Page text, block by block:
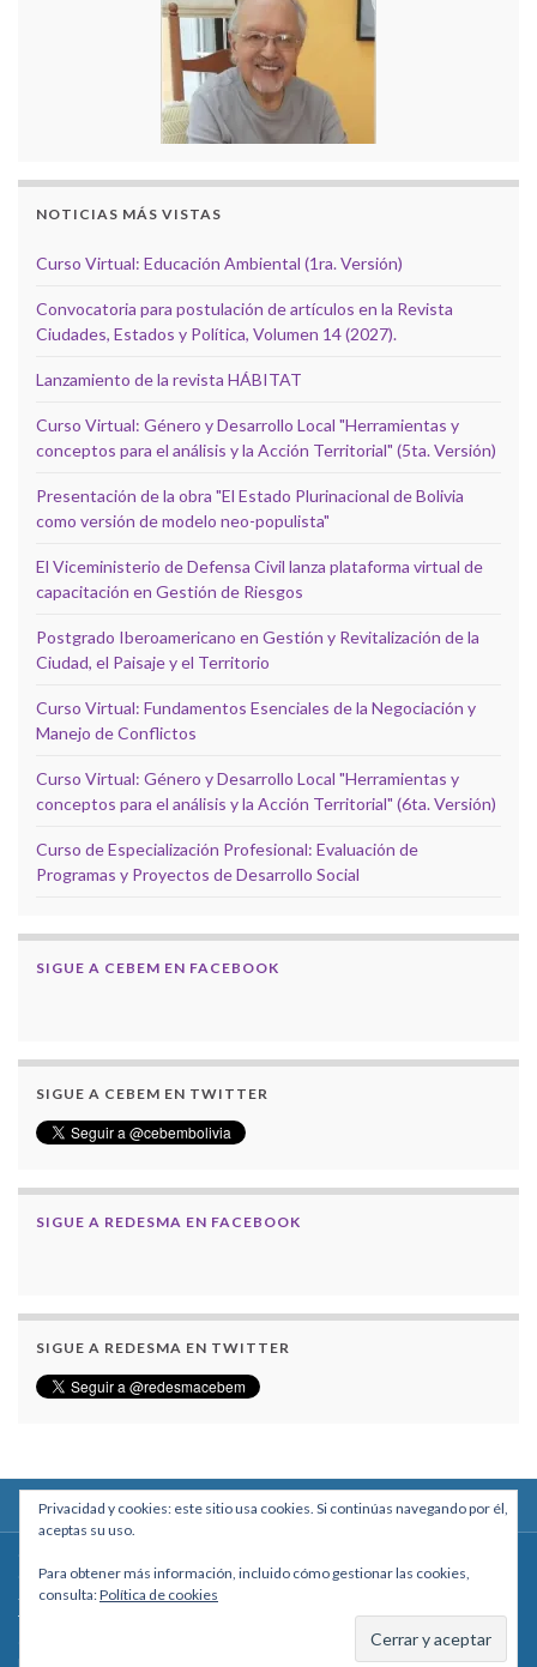
NOTICIAS MÁS VISTAS
Curso Virtual: Educación Ambiental (1ra. Versión)
Convocatoria para postulación de artículos en la Revista
Ciudades, Estados y Política, Volumen 14 (2027).
Lanzamiento de la revista HÁBITAT
Curso Virtual: Género y Desarrollo Local "Herramientas y
conceptos para el análisis y la Acción Territorial" (5ta. Versión)
Presentación de la obra "El Estado Plurinacional de Bolivia
como versión de modelo neo-populista"
El Viceministerio de Defensa Civil lanza plataforma virtual de
capacitación en Gestión de Riesgos
Postgrado Iberoamericano en Gestión y Revitalización de la
Ciudad, el Paisaje y el Territorio
Curso Virtual: Fundamentos Esenciales de la Negociación y
Manejo de Conflictos
Curso Virtual: Género y Desarrollo Local "Herramientas y
conceptos para el análisis y la Acción Territorial" (6ta. Versión)
Curso de Especialización Profesional: Evaluación de
Programas y Proyectos de Desarrollo Social
SIGUE A CEBEM EN FACEBOOK
SIGUE A CEBEM EN TWITTER
SIGUE A REDESMA EN FACEBOOK
SIGUE A REDESMA EN TWITTER
Calle Macario Pinilla # 2588 esq. Av. Arce, Edificio Arcadia, Mezzanine, Of. 101
- La Paz, Bolivia
Teléfono: +591 2431818 - Celular: +591 73027636
Privacidad y cookies: este sitio usa cookies. Si continúas navegando por él,
aceptas su uso.
Para obtener más información, incluido cómo gestionar las cookies,
consulta:Política de cookies